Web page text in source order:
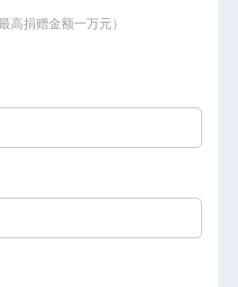
最高捐赠金额一万元）